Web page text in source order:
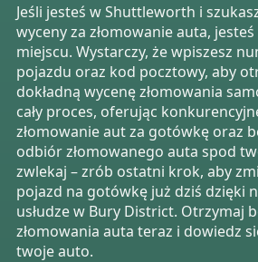
Jeśli jesteś w Shuttleworth i
wyceny za złomowanie auta,
miejscu. Wystarczy, że wpiszesz
pojazdu oraz kod pocztowy, aby
dokładną wycenę złomowania
cały proces, oferując
złomowanie aut za gotówkę oraz
odbiór złomowanego auta spod
zwlekaj – zrób ostatni krok, aby
pojazd na gotówkę już dziś dzięki
usłudze w Bury District. Otrzymaj
złomowania auta teraz i dowiedz
twoje auto.